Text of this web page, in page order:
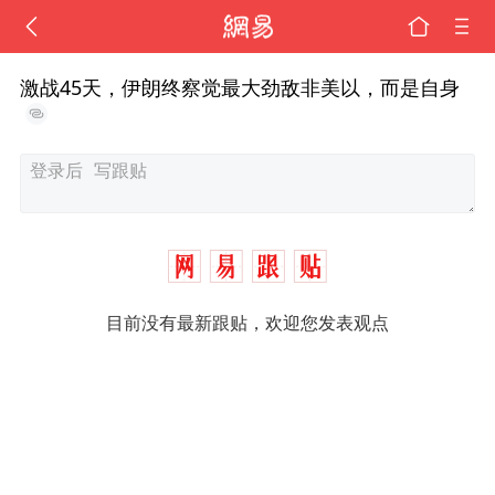
激战45天，伊朗终察觉最大劲敌非美以，而是自身
目前没有最新跟贴，欢迎您发表观点